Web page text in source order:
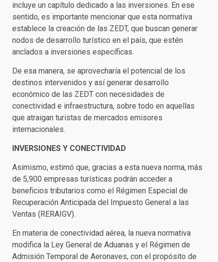
incluye un capítulo dedicado a las inversiones. En ese
sentido, es importante mencionar que esta normativa
establece la creación de las ZEDT, que buscan generar
nodos de desarrollo turístico en el país, que estén
anclados a inversiones específicas.
De esa manera, se aprovecharía el potencial de los
destinos intervenidos y así generar desarrollo
económico de las ZEDT con necesidades de
conectividad e infraestructura, sobre todo en aquellas
que atraigan turistas de mercados emisores
internacionales.
INVERSIONES Y CONECTIVIDAD
Asimismo, estimó que, gracias a esta nueva norma, más
de 5,900 empresas turísticas podrán acceder a
beneficios tributarios como el Régimen Especial de
Recuperación Anticipada del Impuesto General a las
Ventas (RERAIGV).
En materia de conectividad aérea, la nueva normativa
modifica la Ley General de Aduanas y el Régimen de
Admisión Temporal de Aeronaves, con el propósito de